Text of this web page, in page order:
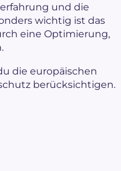
und die
wichtig ist das
eine Optimierung,
die europäischen
berücksichtigen.